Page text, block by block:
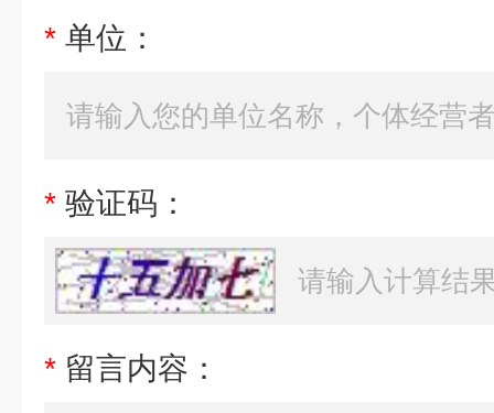
* 单位：
* 验证码：
* 留言内容：